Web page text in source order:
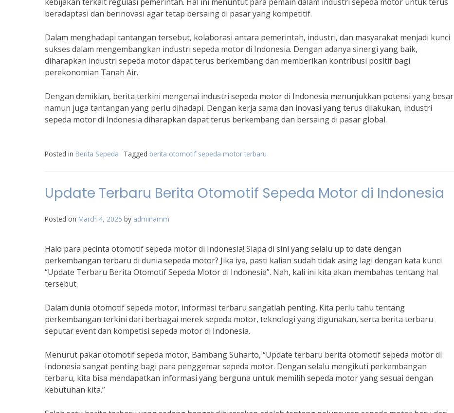
beradaptasi dan berinovasi agar tetap bersaing di pasar yang kompetitif.
Dalam menghadapi tantangan tersebut, kolaborasi antara pemerintah, industri, dan masyarakat menjadi kunci
sukses dalam mengembangkan industri sepeda motor di Indonesia. Dengan adanya sinergi yang baik,
diharapkan industri sepeda motor dapat terus berkembang dan memberikan kontribusi positif bagi
perekonomian Tanah Air.
Dengan demikian, berita terkini mengenai industri sepeda motor di Indonesia menunjukkan potensi yang besar
namun juga tantangan yang perlu dihadapi. Dengan kerja sama dan inovasi yang terus dilakukan, industri
sepeda motor di Indonesia diharapkan dapat terus berkembang dan bersaing di pasar global.
Posted in Berita Sepeda Tagged berita otomotif sepeda motor terbaru
Update Terbaru Berita Otomotif Sepeda Motor di Indonesia
Posted on March 4, 2025 by adminamm
Halo para pecinta otomotif sepeda motor di Indonesia! Siapa di sini yang selalu up to date dengan
perkembangan terbaru di dunia sepeda motor? Jika iya, pasti kalian sudah tidak asing lagi dengan kata kunci
“Update Terbaru Berita Otomotif Sepeda Motor di Indonesia”. Nah, kali ini kita akan membahas tentang hal
tersebut.
Dalam dunia otomotif sepeda motor, informasi terbaru sangatlah penting. Kita perlu tahu tentang
perkembangan terkini dari berbagai merek sepeda motor, teknologi yang digunakan, serta berita terbaru
seputar event dan kompetisi sepeda motor di Indonesia.
Menurut pakar otomotif sepeda motor, Bambang Suharto, “Update terbaru berita otomotif sepeda motor di
Indonesia sangat penting bagi para penggemar sepeda motor. Dengan selalu mengikuti perkembangan
terbaru, kita bisa mendapatkan informasi yang berguna untuk memilih sepeda motor yang sesuai dengan
kebutuhan kita.”